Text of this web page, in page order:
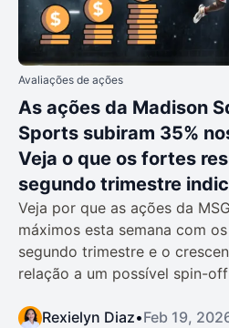
Avaliações de ações
As ações da Madison
Sports subiram 35%
Veja o que os fortes
segundo trimestre
Veja por que as ações da
máximos esta semana com
segundo trimestre e o
relação a um possível spin-
Rexielyn Diaz•Feb 19,